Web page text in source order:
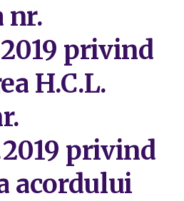
nr.
privind
H.C.L.
privind
acordului